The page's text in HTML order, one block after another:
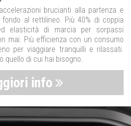
brucianti alla partenza e
al rettilineo. Più 40% di coppia
elasticità di marcia per sorpassi
mai. Più efficienza con un consumo
per viaggiare tranquilli e rilassati.
quello di cui hai bisogno.
info